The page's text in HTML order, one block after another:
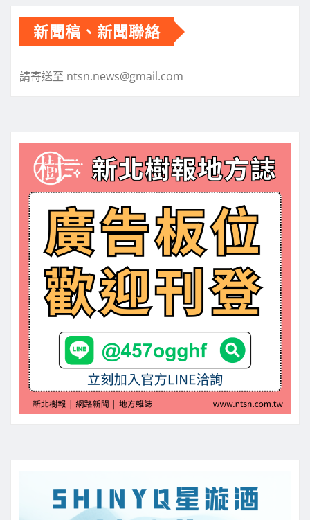
頁
新聞稿、新聞聯絡
請寄送至 ntsn.news@gmail.com